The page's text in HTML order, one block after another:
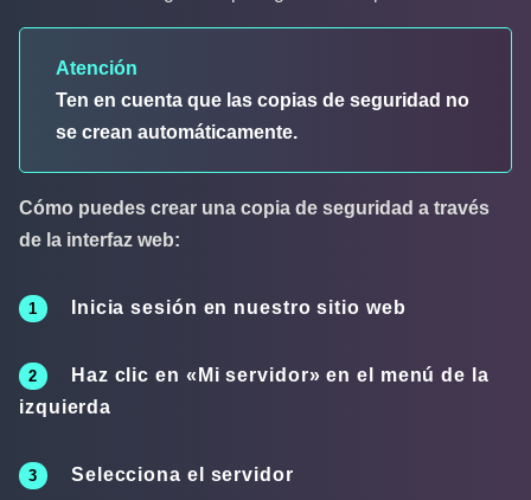
Atención
Ten en cuenta que las copias de seguridad no
se crean automáticamente.
Cómo puedes crear una copia de seguridad a través
de la interfaz web:
Inicia sesión en nuestro sitio web
Haz clic en « Mi servidor» en el menú de la
izquierda
Selecciona el servidor